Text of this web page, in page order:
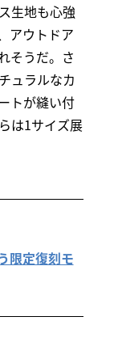
生地も心強
アウトドア
そうだ。さ
ュラルなカ
トが縫い付
は1サイズ展
限定復刻モ